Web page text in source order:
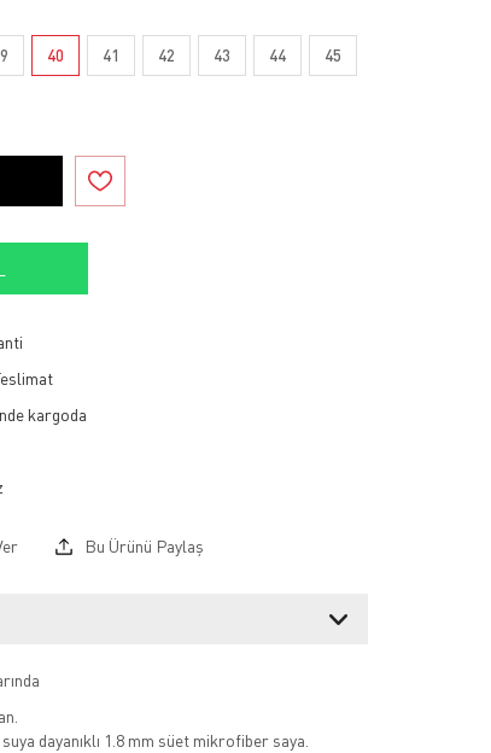
40 41 42 43 44 45
kargoda
Bu Ürünü Paylaş
dayanıklı 1.8 mm süet mikrofiber saya.